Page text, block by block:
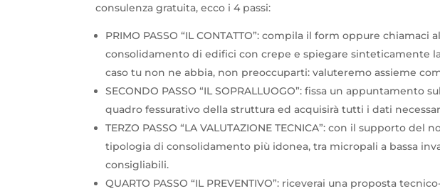
consulenza gratuita, ecco i 4 passi:
PRIMO PASSO “IL CONTATTO”: compila il form oppure
consolidamento di edifici con crepe e spiegare sinteticamente
caso tu non ne abbia, non preoccuparti: valuteremo assieme
SECONDO PASSO “IL SOPRALLUOGO”: fissa un
quadro fessurativo della struttura ed acquisirà tutti i dati
TERZO PASSO “LA VALUTAZIONE TECNICA”: con il supporto
tipologia di consolidamento più idonea, tra micropali a bassa
consigliabili.
QUARTO PASSO “IL PREVENTIVO”: riceverai una proposta